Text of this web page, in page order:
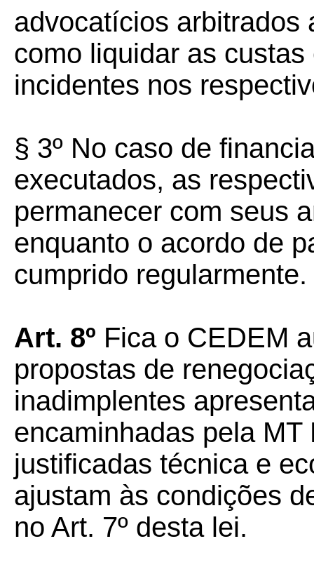
advocatícios arbitrados
como liquidar as
incidentes nos
§ 3º No caso de
executados, as
permanecer com seus
enquanto o acordo de
cumprido regularmente.
Art. 8º Fica o CEDEM
propostas de
inadimplentes
encaminhadas pela
justificadas técnica e
ajustam às condições
no Art. 7º desta lei.